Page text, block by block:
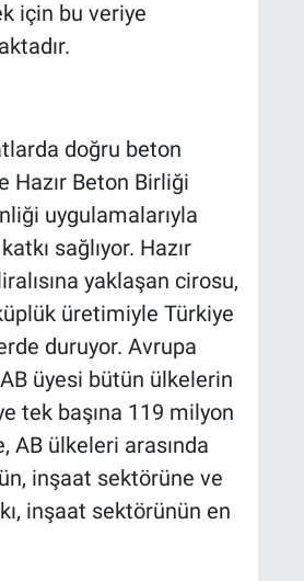
için bu veriye
doğru beton
Hazır Beton Birliği
uygulamalarıyla
sağlıyor. Hazır
yaklaşan cirosu,
üretimiyle Türkiye
duruyor. Avrupa
üyesi bütün ülkelerin
tek başına 119 milyon
ülkeleri arasında
inşaat sektörüne ve
inşaat sektörünün en